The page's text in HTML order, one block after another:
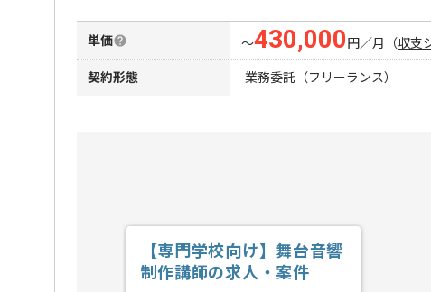
単価 〜430,000 円／月 （収支
契約形態 業務委託（フリーランス）
【専門学校向け】舞台音響
制作講師の求人・案件